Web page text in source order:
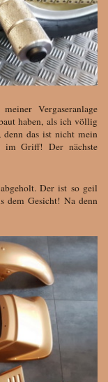
Vergaseranlage
haben, als ich völlig
denn das ist nicht mein
im Griff! Der nächste
Der ist so geil
dem Gesicht! Na denn